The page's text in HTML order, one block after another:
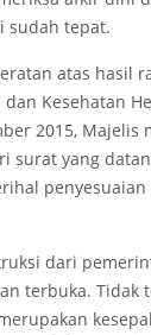
sudah tepat.
atas hasil
Kesehatan
2015, Majelis
surat yang
dari
terbuka. Tidak